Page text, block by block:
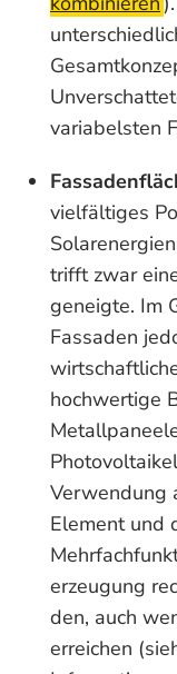
variabelsten
vielfältiges
trifft zwar
geneigte. Im
Fassaden
hochwertige
Verwendung
Element und
erzeugung
den, auch
erreichen